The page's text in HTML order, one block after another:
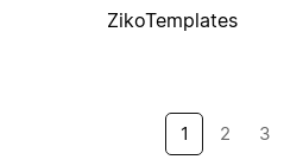
ZikoTemplates
1 2 3